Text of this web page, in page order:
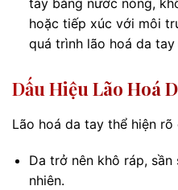
hoặc tiếp xúc với môi
quá trình lão hoá da tay
Dấu Hiệu Lão Hoá
Lão hoá da tay thể hiện rõ
Da trở nên khô ráp,
nhiên.